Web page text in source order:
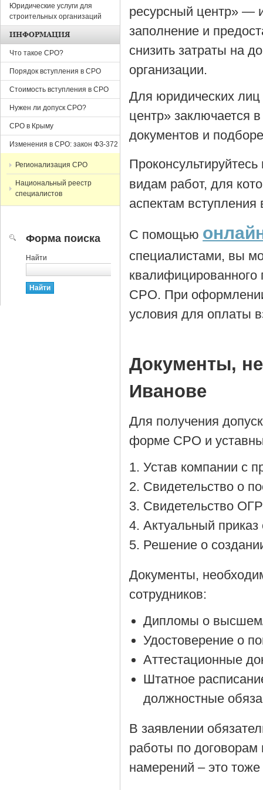
ресурсный центр» —
заполнение и
снизить затраты на
организации.
Для юридических
центр» заключается
документов и
видам работ, для
аспектам
С помощью
специалистами, вы
квалифицированного
СРО. При
условия для оплаты
Документы,
Иванове
Для получения
форме СРО и
Устав компании с
Cвидетельство о
Cвидетельство
Актуальный приказ
Решение о
Документы,
сотрудников:
Дипломы о
Удостоверение о
Аттестационные
Штатное
должностные
В заявлении
работы по договорам
намерений – это
Юридические услуги для
строительных организаций
ИНФОРМАЦИЯ
Что такое СРО?
Порядок вступления в СРО
Стоимость вступления в СРО
Нужен ли допуск СРО?
СРО в Крыму
Изменения в СРО: закон ФЗ-372
Регионализация СРО
Национальный реестр
специалистов
Форма поиска
Найти